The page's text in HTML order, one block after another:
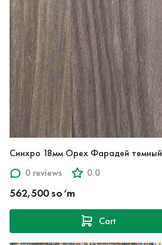
Синхро 18мм Орех Фарадей темный
0 reviews
0.0
562,500 so‘m
Cart